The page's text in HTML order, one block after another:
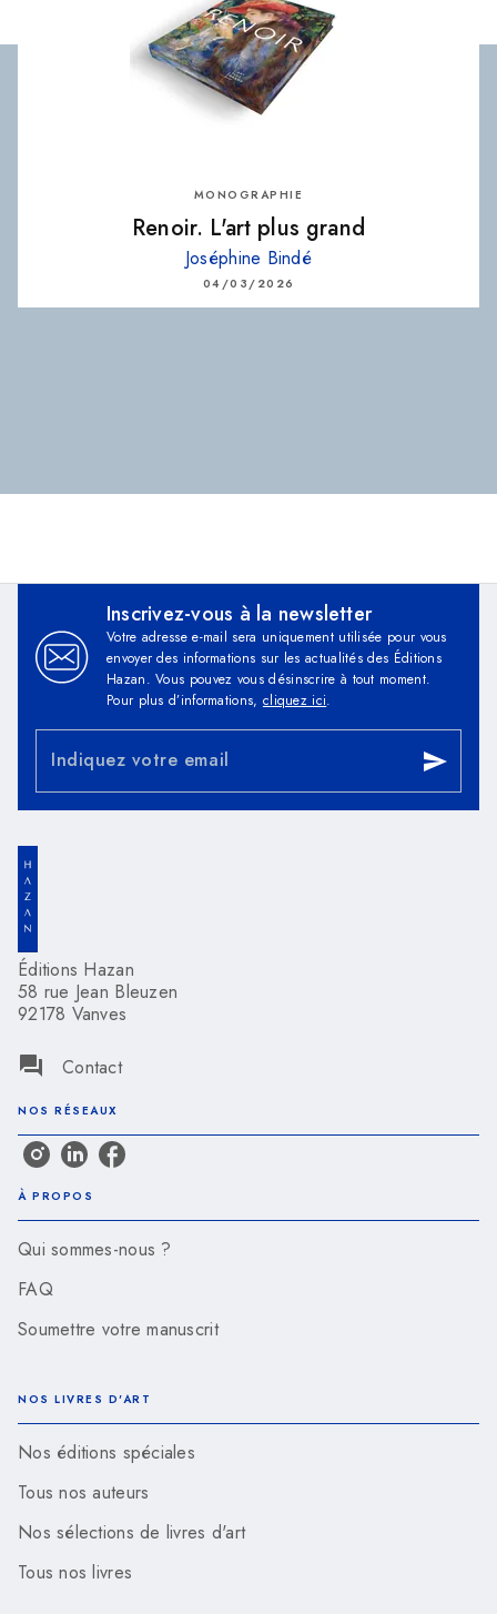
MONOGRAPHIE
Renoir. L'art plus grand
Joséphine Bindé
04/03/2026
Inscrivez-vous à la newsletter
Votre adresse e-mail sera uniquement utilisée pour vous
envoyer des informations sur les actualités des Éditions
Hazan. Vous pouvez vous désinscrire à tout moment.
Pour plus d’informations, cliquez ici.
Indiquez votre email send
Éditions Hazan
58 rue Jean Bleuzen
92178 Vanves
question_answer Contact
NOS RÉSEAUX
À PROPOS
Qui sommes-nous ?
FAQ
Soumettre votre manuscrit
NOS LIVRES D'ART
Nos éditions spéciales
Tous nos auteurs
Nos sélections de livres d'art
Tous nos livres